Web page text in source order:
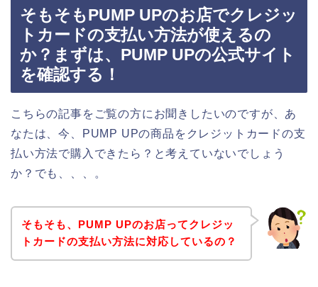
そもそもPUMP UPのお店でクレジッ
トカードの支払い方法が使えるの
か？まずは、PUMP UPの公式サイト
を確認する！
こちらの記事をご覧の方にお聞きしたいのですが、あ
なたは、今、PUMP UPの商品をクレジットカードの支
払い方法で購入できたら？と考えていないでしょう
か？でも、、、。
そもそも、PUMP UPのお店ってクレジッ
トカードの支払い方法に対応しているの？